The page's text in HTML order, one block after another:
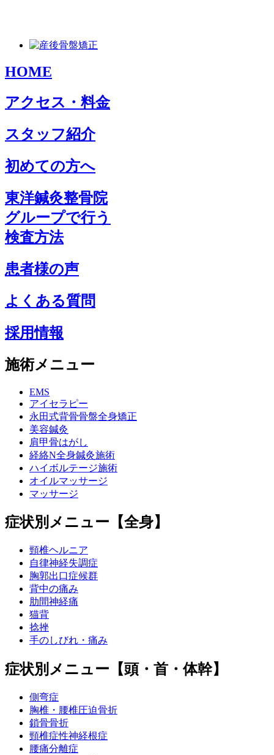
HOME
アクセス・料金
スタッフ紹介
初めての方へ
東洋鍼灸整骨院
グループで行う
検査方法
患者様の声
よくある質問
採用情報
施術メニュー
EMS
アイセラピー
永田式背骨骨盤全身矯正
美容鍼灸
肩甲骨はがし
経絡N全身鍼灸施術
ハイボルテージ施術
オイルマッサージ
マッサージ
症状別メニュー【全身】
頸椎ヘルニア
自律神経失調症
胸郭出口症候群
背中の痛み
肋間神経痛
猫背
捻挫
手のしびれ・痛み
症状別メニュー【頭・首・体幹】
側弯症
胸椎・腰椎圧迫骨折
鎖骨骨折
頸椎症性神経根症
腰痛分離症